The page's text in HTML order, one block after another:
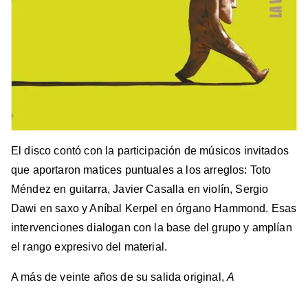
El disco contó con la participación de músicos invitados
que aportaron matices puntuales a los arreglos: Toto
Méndez en guitarra, Javier Casalla en violín, Sergio
Dawi en saxo y Aníbal Kerpel en órgano Hammond. Esas
intervenciones dialogan con la base del grupo y amplían
el rango expresivo del material.
A más de veinte años de su salida original,A